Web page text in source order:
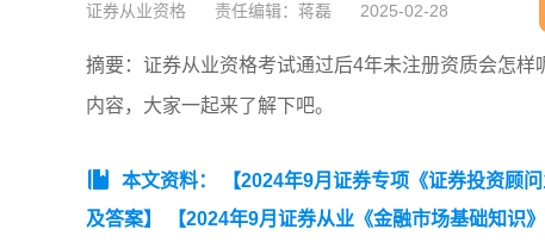
证券从业资格 责任编辑：蒋磊 2025-02-28
摘要：证券从业资格考试通过后4年未注册资质会怎
内容，大家一起来了解下吧。
本文资料： 【2024年9月证券专项《证券投资顾
及答案】
【2024年9月证券从业《金融市场基础知识